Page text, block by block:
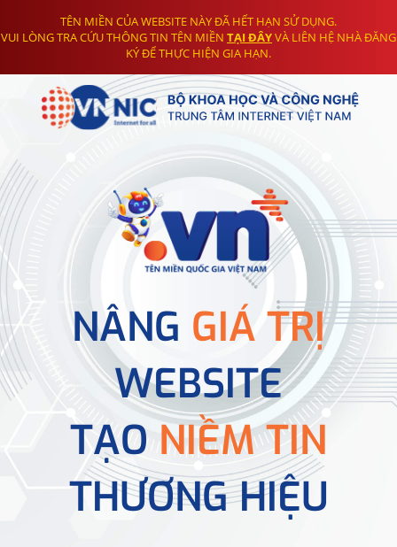
TÊN MIỀN CỦA WEBSITE NÀY ĐÃ HẾT HẠN SỬ DỤNG.
VUI LÒNG TRA CỨU THÔNG TIN TÊN MIỀN TẠI ĐÂYVÀ LIÊN HỆ NHÀ ĐĂNG
KÝ ĐỂ THỰC HIỆN GIA HẠN.
NÂNG GIÁ TRỊ
WEBSITE
TẠONIỀM TIN
THƯƠNG HIỆU